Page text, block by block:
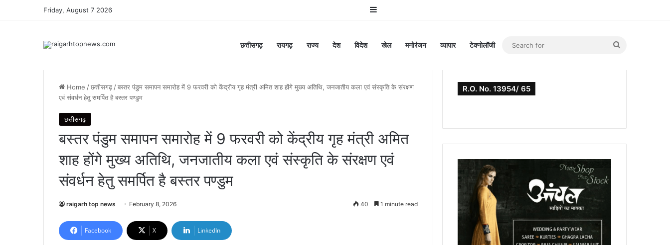
Friday, August 7 2026 Sidebar
छत्तीसगढ़ रायगढ़ राज्य देश विदेश खेल मनोरंजन व्यापार टेक्नोलॉजी
Home /छत्तीसगढ़ /बस्तर पंडुम समापन समारोह में 9 फरवरी को केंद्रीय गृह मंत्री अमित शाह होंगे मुख्य अतिथि, जनजातीय कला एवं संस्कृति के संरक्षण
एवं संवर्धन हेतु समर्पित है बस्तर पण्डुम
छत्तीसगढ़
बस्तर पंडुम समापन समारोह में 9 फरवरी को केंद्रीय गृह मंत्री अमित
शाह होंगे मुख्य अतिथि, जनजातीय कला एवं संस्कृति के संरक्षण एवं
संवर्धन हेतु समर्पित है बस्तर पण्डुम
raigarh top news February 8, 2026 40 1 minute read
Facebook X LinkedIn
R.O. No. 13954/ 65